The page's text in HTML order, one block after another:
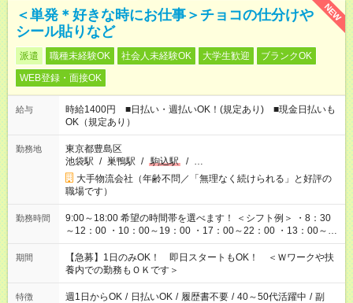
NEW
＜単発＊好きな時にお仕事＞チョコの仕分けや
シール貼りなど
派遣 職種未経験OK 社会人未経験OK 大学生歓迎
ブランクOK
WEB登録・面接OK
給与
時給1400円 ■日払い・週払いOK！(規定あり) ■現金日払いも
OK（規定あり）
勤務地
東京都豊島区
池袋駅 / 巣鴨駅 / 駒込駅 / …
大手物流会社（年齢不問／「無理なく続けられる」と好評の
職場です）
勤務時間
9:00～18:00 希望の時間帯を選べます！ ＜シフト例＞ ・8：30
～12：00 ・10：00～19：00 ・17：00～22：00 ・13：00～
22：00 ・22：00～翌6：00 など
期間
【急募】1日のみOK！ 即日スタートもOK！ ＜Ｗワークや扶
養内での勤務もＯＫです＞
特徴 週1日からOK / 日払いOK / 履歴書不要 / 40～50代活躍中 / 副